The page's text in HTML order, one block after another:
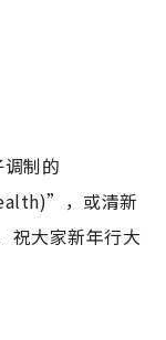
制的
，或清新
大家新年行大